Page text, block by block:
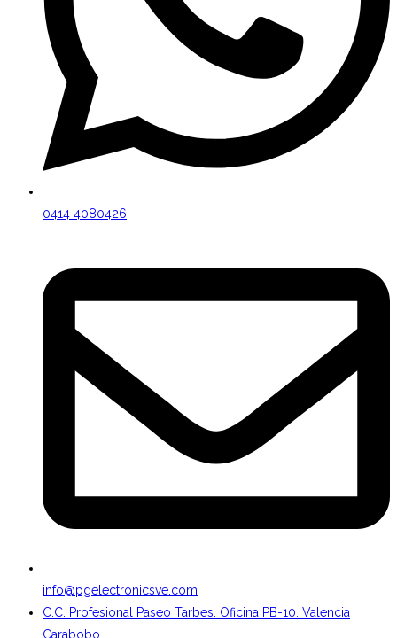
0414 4080426
info@pgelectronicsve.com
C.C. Profesional Paseo Tarbes. Oficina PB-10. Valencia
Carabobo